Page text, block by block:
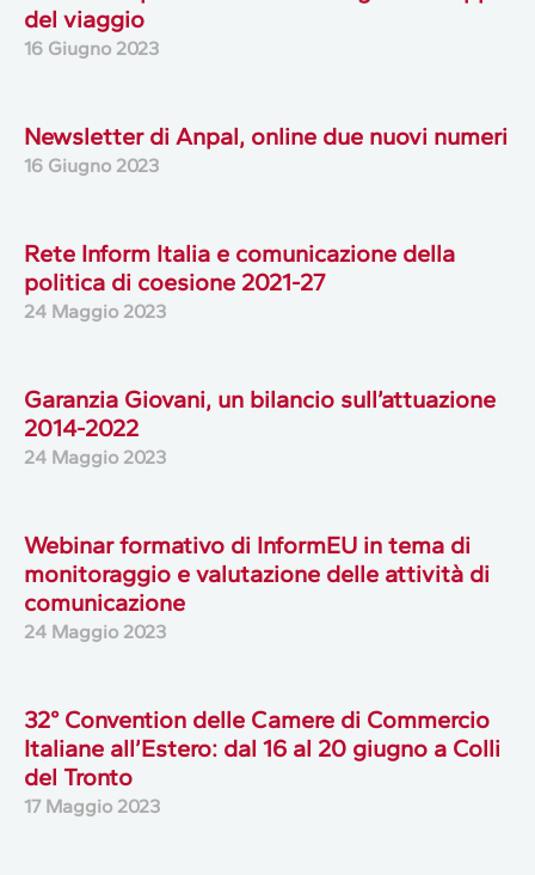
del viaggio
16 Giugno 2023
Newsletter di Anpal, online due nuovi numeri
16 Giugno 2023
Rete Inform Italia e comunicazione della
politica di coesione 2021-27
24 Maggio 2023
Garanzia Giovani, un bilancio sull’attuazione
2014-2022
24 Maggio 2023
Webinar formativo di InformEU in tema di
monitoraggio e valutazione delle attività di
comunicazione
24 Maggio 2023
32° Convention delle Camere di Commercio
Italiane all’Estero: dal 16 al 20 giugno a Colli
del Tronto
17 Maggio 2023